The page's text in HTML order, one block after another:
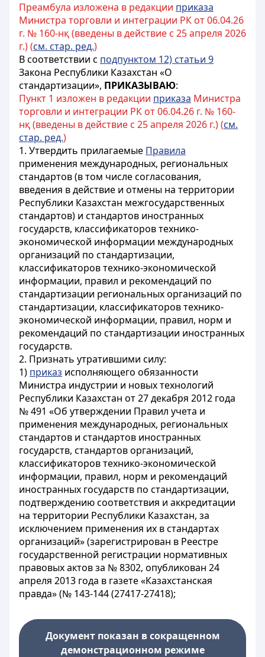
Преамбула изложена в редакции приказа
Министра торговли и интеграции РК от 06.04.26
г. № 160-нқ (введены в действие с 25 апреля 2026
г.) (см. стар. ред.)
В соответствии с подпунктом 12) статьи 9
Закона Республики Казахстан «О
стандартизации», ПРИКАЗЫВАЮ:
Пункт 1 изложен в редакции приказа Министра
торговли и интеграции РК от 06.04.26 г. № 160-
нқ (введены в действие с 25 апреля 2026 г.) (см.
стар. ред.)
1. Утвердить прилагаемые Правила
применения международных, региональных
стандартов (в том числе согласования,
введения в действие и отмены на территории
Республики Казахстан межгосударственных
стандартов) и стандартов иностранных
государств, классификаторов технико-
экономической информации международных
организаций по стандартизации,
классификаторов технико-экономической
информации, правил и рекомендаций по
стандартизации региональных организаций по
стандартизации, классификаторов технико-
экономической информации, правил, норм и
рекомендаций по стандартизации иностранных
государств.
2. Признать утратившими силу:
1) приказ исполняющего обязанности
Министра индустрии и новых технологий
Республики Казахстан от 27 декабря 2012 года
№ 491 «Об утверждении Правил учета и
применения международных, региональных
стандартов и стандартов иностранных
государств, стандартов организаций,
классификаторов технико-экономической
информации, правил, норм и рекомендаций
иностранных государств по стандартизации,
подтверждению соответствия и аккредитации
на территории Республики Казахстан, за
исключением применения их в стандартах
организаций» (зарегистрирован в Реестре
государственной регистрации нормативных
правовых актов за № 8302, опубликован 24
апреля 2013 года в газете «Казахстанская
правда» (№ 143-144 (27417-27418);
Документ показан в сокращенном
демонстрационном режиме